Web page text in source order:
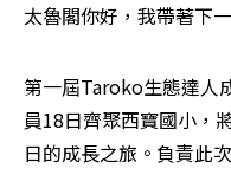
太魯閣你好，我帶著下
第一屆Taroko生態達人
員18日齊聚西寶國小，
日的成長之旅。負責此